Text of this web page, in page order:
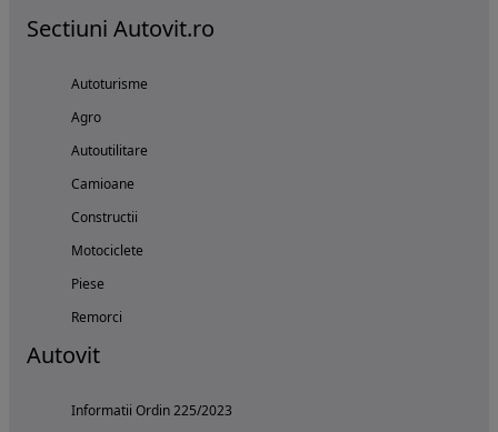
Sectiuni Autovit.ro
Autoturisme
Agro
Autoutilitare
Camioane
Constructii
Motociclete
Piese
Remorci
Autovit
Informatii Ordin 225/2023